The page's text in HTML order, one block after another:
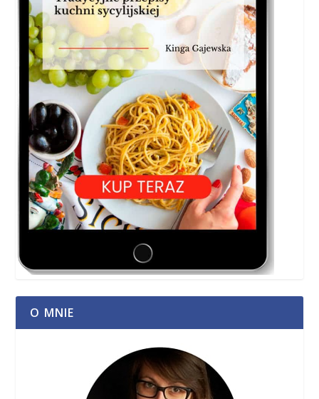
O MNIE